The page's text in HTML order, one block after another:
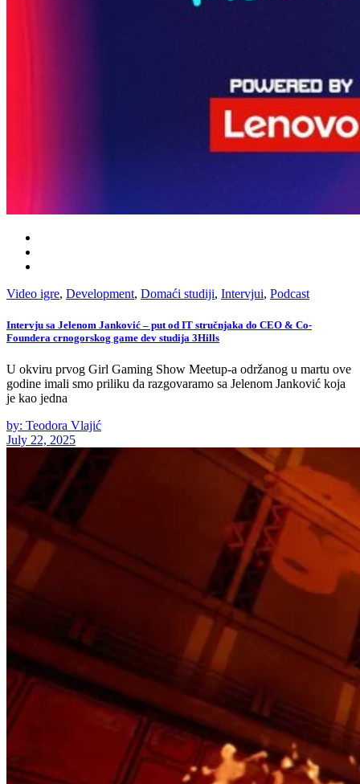
Video igre, Development, Domaći studiji, Intervjui, Podcast
Intervju sa Jelenom Janković – put od IT stručnjaka do CEO & Co-
Foundera crnogorskog game dev studija 3Hills
U okviru prvog Girl Gaming Show Meetup-a održanog u martu ove
godine imali smo priliku da razgovaramo sa Jelenom Janković koja
je kao jedna
by: Teodora Vlajić
July 22, 2025